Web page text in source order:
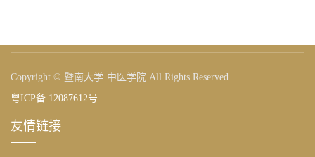
Copyright © 暨南大学·中医学院 All Rights Reserved.
粤ICP备 12087612号
友情链接